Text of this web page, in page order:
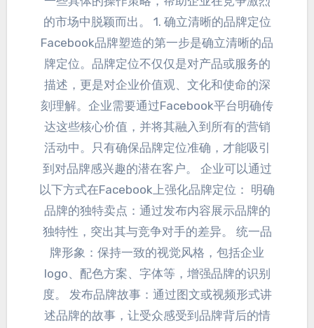
的市场中脱颖而出 。 1. 确立清晰的品牌定位
Facebook品牌塑造的第一步是确立清晰的品
牌定位。 品牌定位不仅仅是对产品或服务的
描述 ， 更是对企业价值观、 文化和使命的深
刻理解。 企业需要通过Facebook平台明确传
达这些核心价值 ， 并将其融入到所有的营销
活动中 。 只有确保品牌定位准确 ， 才能吸引
到对品牌感兴趣的潜在客户。 企业可以通过
以下方式在Facebook上强化品牌定位 ： 明确
品牌的独特卖点 ： 通过发布内容展示品牌的
独特性 ， 突出其与竞争对手的差异。 统一品
牌形象 ： 保持一致的视觉风格 ， 包括企业
logo
配色方案 字体等， 增强品牌的识别
度。 发布品牌故事 ： 通过图文或视频形式讲
述品牌的故事 ， 让受众感受到品牌背后的情